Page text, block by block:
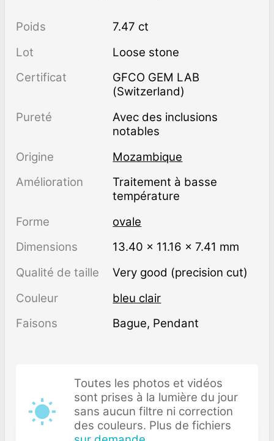
Poids
7.47 ct
Lot
Loose stone
Certificat
GFCO GEM LAB
(Switzerland)
Pureté
avec des inclusions
notables
Origine
Mozambique
Amélioration
traitement à basse
température
Forme
ovale
Dimensions
13.40 × 11.16 × 7.41 mm
Qualité de taille
Very good (precision cut)
Couleur
bleu clair
Faisons
Bague, Pendant
Toutes les photos et vidéos
sont prises à la lumière du jour
sans aucun filtre ni correction
des couleurs. Plus de fichiers